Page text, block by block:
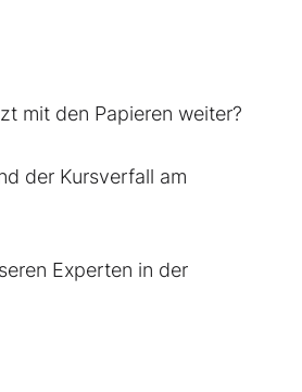
mit den Papieren weiter?
der Kursverfall am
Experten in der